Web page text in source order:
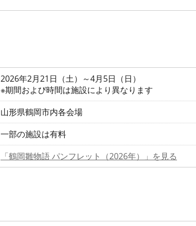
2026年2月21日（土）～4月5日（日）
※期間および時間は施設により異なります
山形県鶴岡市内各会場
一部の施設は有料
「鶴岡雛物語 パンフレット（2026年）」を見る